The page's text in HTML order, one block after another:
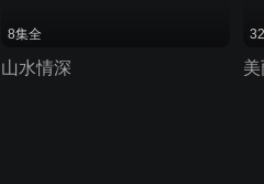
8集全
山水情深